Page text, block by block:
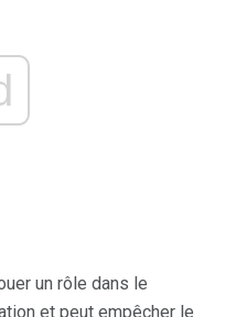
un rôle dans le
et peut empêcher le